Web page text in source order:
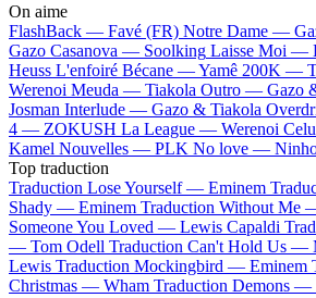
On aime
FlashBack — Favé (FR) Notre Dame —
Gazo Casanova — Soolking Laisse Moi —
Heuss L'enfoiré Bécane —Yamê 200K —
Werenoi Meuda — Tiakola Outro — Gazo
Josman Interlude — Gazo & Tiakola
4 — ZOKUSH La League — Werenoi
Kamel Nouvelles — PLK No love —
Top traduction
Traduction Lose Yourself — Eminem
Shady — Eminem Traduction Without Me
Someone You Loved — Lewis Capaldi
— Tom Odell Traduction Can't Hold Us —
Lewis Traduction Mockingbird — Eminem
Christmas — Wham Traduction Demons —